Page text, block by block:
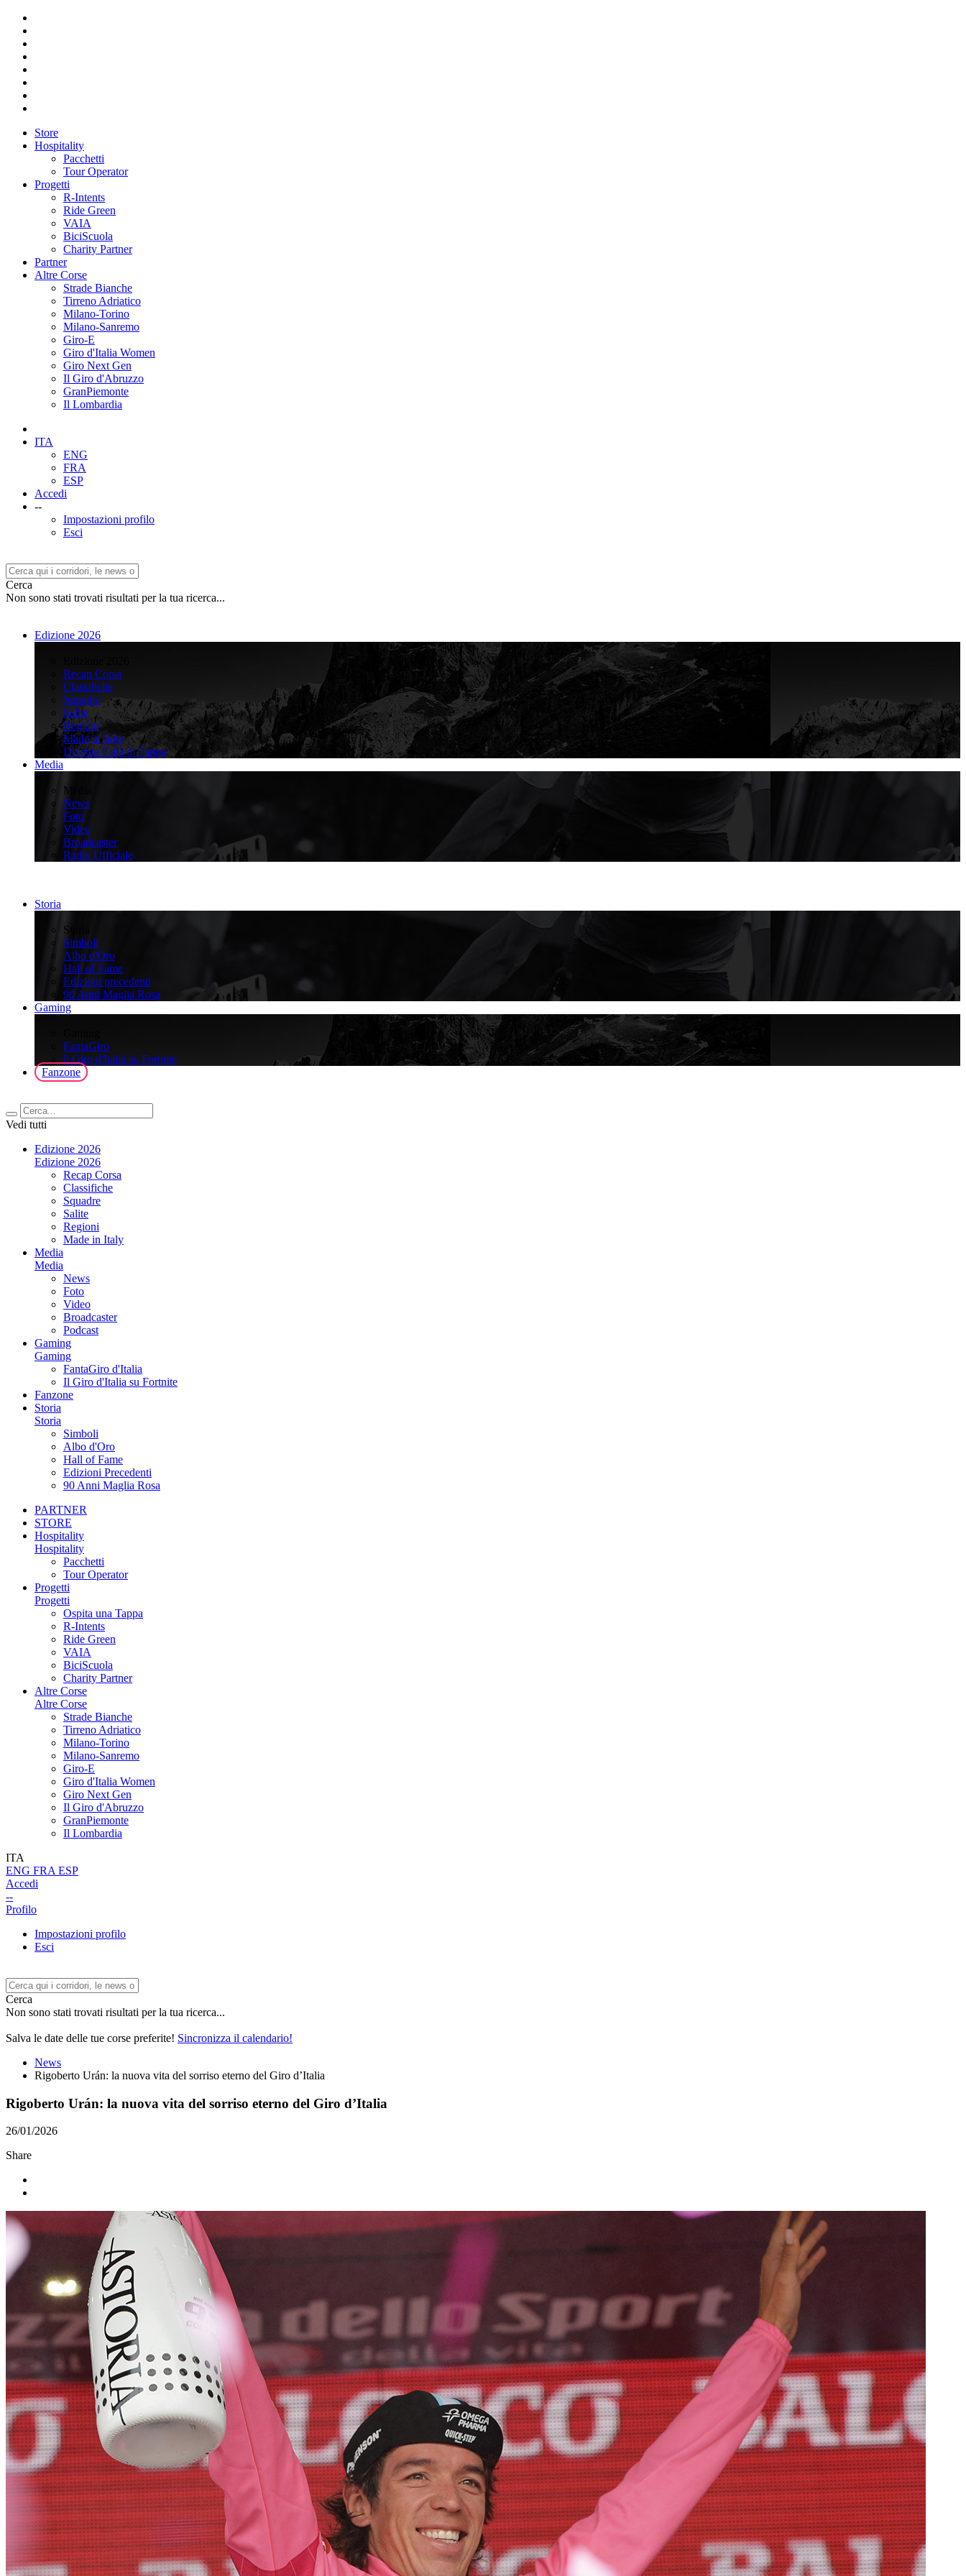
Store
Hospitality
Pacchetti
Tour Operator
Progetti
R-Intents
Ride Green
VAIA
BiciScuola
Charity Partner
Partner
Altre Corse
Strade Bianche
Tirreno Adriatico
Milano-Torino
Milano-Sanremo
Giro-E
Giro d'Italia Women
Giro Next Gen
Il Giro d'Abruzzo
GranPiemonte
Il Lombardia
ITA
ENG
FRA
ESP
Accedi
--
Impostazioni profilo
Esci
Cerca
Non sono stati trovati risultati per la tua ricerca...
Edizione 2026
Recap Corsa
Classifiche
Squadre
Salite
Regioni
Made in Italy
Diventa Città di Tappa
Media
Media
News
Foto
Video
Broadcaster
Radio Ufficiale
Storia
Storia
Simboli
Albo d'Oro
Hall of Fame
Edizioni precedenti
90 Anni Maglia Rosa
Gaming
FantaGiro
ll Giro d'Italia su Fortnite
Fanzone
Vedi tutti
Edizione 2026
Edizione 2026
Recap Corsa
Classifiche
Squadre
Salite
Regioni
Made in Italy
Media
Media
News
Foto
Video
Broadcaster
Podcast
Gaming
Gaming
FantaGiro d'Italia
Il Giro d'Italia su Fortnite
Fanzone
Storia
Storia
Simboli
Albo d'Oro
Hall of Fame
Edizioni Precedenti
90 Anni Maglia Rosa
PARTNER
STORE
Hospitality
Hospitality
Pacchetti
Tour Operator
Progetti
Progetti
Ospita una Tappa
R-Intents
Ride Green
VAIA
BiciScuola
Charity Partner
Altre Corse
Altre Corse
Strade Bianche
Tirreno Adriatico
Milano-Torino
Milano-Sanremo
Giro-E
Giro d'Italia Women
Giro Next Gen
Il Giro d'Abruzzo
GranPiemonte
Il Lombardia
ITA
ENG FRA ESP
Accedi
--
Profilo
Impostazioni profilo
Esci
Cerca
Non sono stati trovati risultati per la tua ricerca...
Salva le date delle tue corse preferite! Sincronizza il calendario!
News
Rigoberto Urán: la nuova vita del sorriso eterno del Giro d’Italia
Rigoberto Urán: la nuova vita del sorriso eterno del Giro d’Italia
26/01/2026
Share